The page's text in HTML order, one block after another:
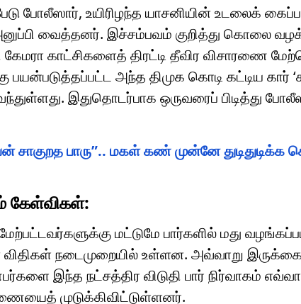
போலீஸார், உயிரிழந்த யாசனியின் உடலைக்
வைத்தனர். இச்சம்பவம் குறித்து கொலை
கேமரா காட்சிகளைத் திரட்டி தீவிர விசாரணை
அந்த திமுக கொடி கட்டிய கார்
இதுதொடர்பாக ஒருவரைப் பிடித்து
சாகுறத பாரு”.. மகள் கண் முன்னே துடிதுடிக்க
கேள்விகள்:
மேற்பட்டவர்களுக்கு மட்டுமே பார்களில் மது
விதிகள் நடைமுறையில் உள்ளன. அவ்வாறு
இந்த நட்சத்திர விடுதி பார் நிர்வாகம்
முடுக்கிவிட்டுள்ளனர்.